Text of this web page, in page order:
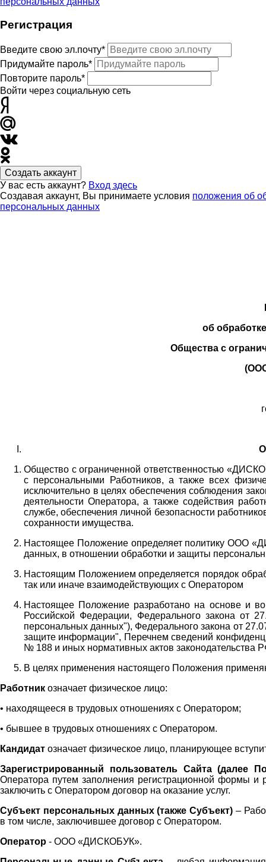
Регистрация
Введите свою эл.почту*
Придумайте пароль*
Повторите пароль*
Войти через социальную сеть
Создать аккаунт
У вас есть аккаунт? Вход здесь
Создавая аккаунт, Вы принимаете условия положения об
персональных данных
об
Общества с
Общество с ограниченной ответственностью
с персональными Работников, а также всех
исключительно в целях обеспечения соблюдения
деятельности Оператора,а также содействия
службе, обеспечения личной безопасности
сохранности имущества.
Настоящее Положение определяет политику ООО
данных, в отношении обработки и защиты
Настоящим Положением определяется порядок
так или иначе взаимодействующих с Оператором
Настоящее Положение разработано на основе и во
Российской Федерации, Федерального закона
персональных данных"), Федерального закона от
защите информации", Перечнем сведений
№ 188 и иных нормативных актов законодательства
В целях применения настоящего Положения
Работник означает физическое лицо:
• находящееся в трудовых отношениях с Оператором;
• бывшее в трудовых отношениях с Оператором.
Кандидат означает физическое лицо, планирующее
Зарегистрированный пользователь Сайта (далее
Оператора путем заполнения регистрационной формы и
заключить с Оператором договор на оказание услуг.
Субъект персональных данных (также Субъект) –
в том числе, заключившее договор с Оператором.
Оператор - ООО «ДИСКОБУК».